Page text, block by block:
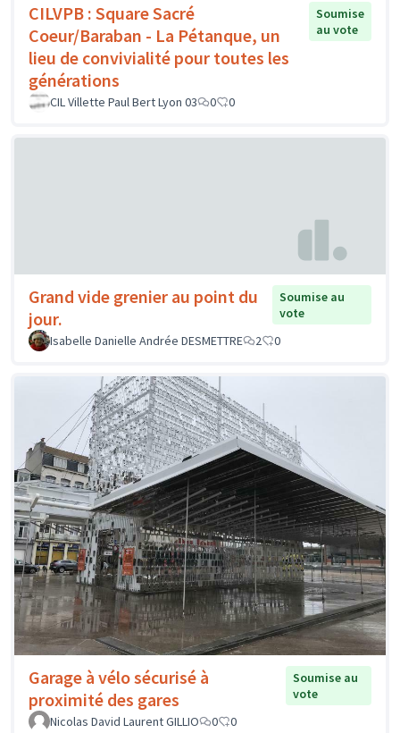
CILVPB : Square Sacré
Coeur/Baraban - La Pétanque, un
lieu de convivialité pour toutes les
générations
Soumise
au vote
CIL Villette Paul Bert Lyon 03 0 0
Grand vide grenier au point du
jour.
Soumise au
vote
Isabelle Danielle Andrée DESMETTRE
2 0
Garage à vélo sécurisé à
proximité des gares
Soumise au
vote
Nicolas David Laurent GILLIO
0 0